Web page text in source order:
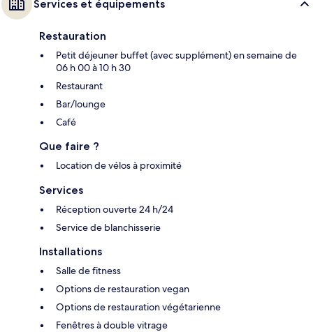
Services et équipements
Restauration
Petit déjeuner buffet (avec supplément) en semaine de
06 h 00 à 10 h 30
Restaurant
Bar/lounge
Café
Que faire ?
Location de vélos à proximité
Services
Réception ouverte 24 h/24
Service de blanchisserie
Installations
Salle de fitness
Options de restauration vegan
Options de restauration végétarienne
Fenêtres à double vitrage